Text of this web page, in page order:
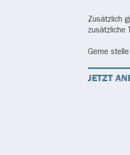
Zusätzlich
zusätzliche
Gerne
JETZT